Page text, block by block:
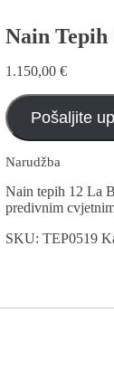
Nain Tepih
1.150,00 €
Pošaljite
Narudžba
Nain tepih 12 La
predivnim
SKU: TEP0519